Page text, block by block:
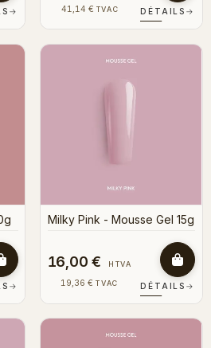
→ 41,14 € TVAC DÉTAILS →
→
Milky Pink - Mousse Gel 15g
16,00 € HTVA
19,36 € TVAC DÉTAILS →